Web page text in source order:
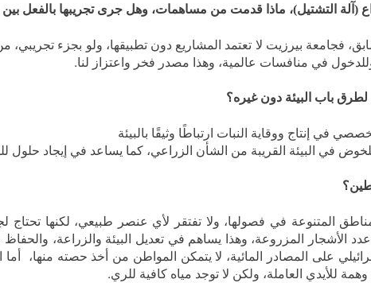
(آلة التشتيل)، ماذا قدمت من مساهمات، وهل جرى تجريبها بالفعل بين
فجامعة بيرزيت لا تعتمد المشاريع دون تطبيقها، ولو بجزء
في منافسات عالمية، وهذا مصدر فخر واعتزاز لنا.
باب البيئة دون غيره؟
في إنتاج ووقاية النبات ارتباطًا وثيقًا بالبيئة
في البيئة القريبة من الشأن الزراعي، كما يساعد في إيجاد حلول
المتنوعة في فصولها، ولا تفتقر لأي عنصر طبيعي، لكنها تحتاج
الأشجار المزروعة، وهذا يساهم في تعديل البيئة والزراعة،
على المصادر المائية، لا يتمكن المواطن من أخذ حصته منها، أما
للأيدي العاملة، ولكن لا توجد مياه كافية للري.